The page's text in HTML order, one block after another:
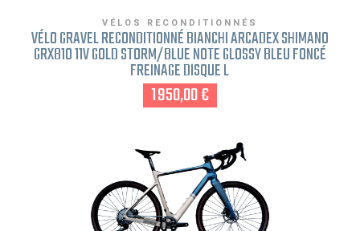
VÉLOS RECONDITIONNÉS
VÉLO GRAVEL RECONDITIONNÉ BIANCHI ARCADEX SHIMANO
GRX810 11V GOLD STORM/BLUE NOTE GLOSSY BLEU FONCÉ
FREINAGE DISQUE L
1 950,00 €